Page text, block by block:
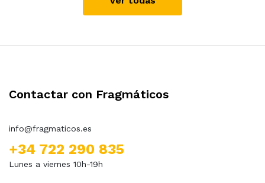
Contactar con Fragmáticos
info@fragmaticos.es
+34 722 290 835
Lunes a viernes 10h-19h